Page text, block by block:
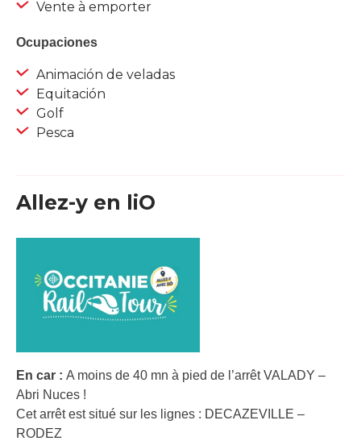
Vente à emporter
Ocupaciones
Animación de veladas
Equitación
Golf
Pesca
Allez-y en liO
En car : A moins de 40 mn à pied de l’arrêt VALADY –
Abri Nuces !
Cet arrêt est situé sur les lignes : DECAZEVILLE –
RODEZ